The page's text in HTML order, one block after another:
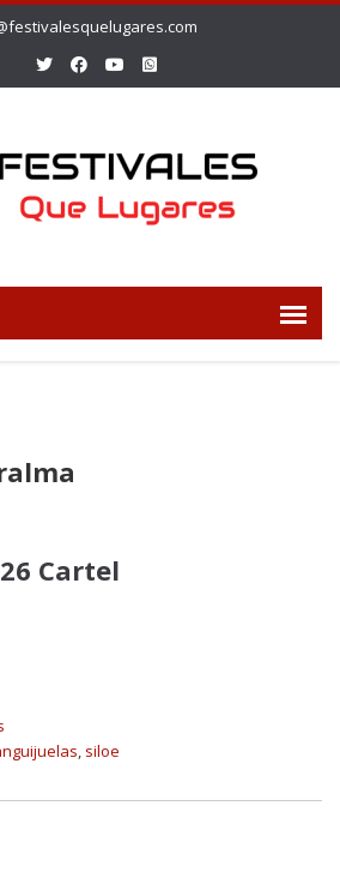
Cartel
, siloe